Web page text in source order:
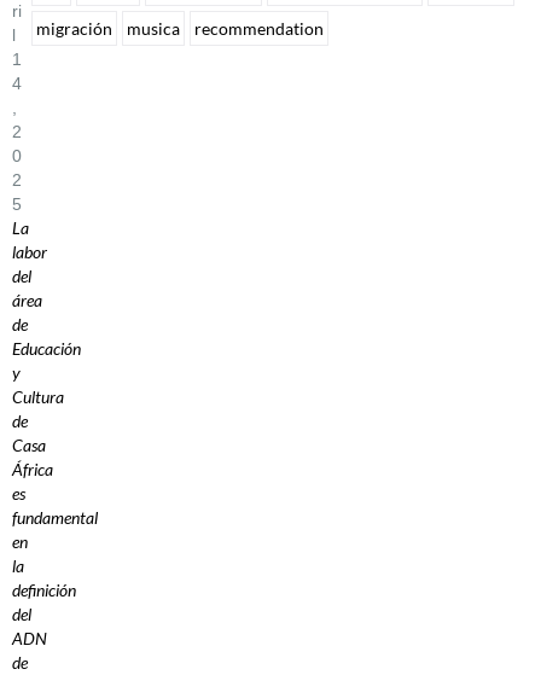
Ri
L
1
4
,
2
0
2
5
La
labor
del
área
de
Educación
y
Cultura
de
Casa
África
es
fundamental
en
la
definición
del
ADN
de
migración
musica recommendation